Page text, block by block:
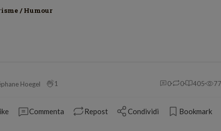
/ Humour
Hoegel 1 0 0 405
Commenta Repost Condividi Bookmark